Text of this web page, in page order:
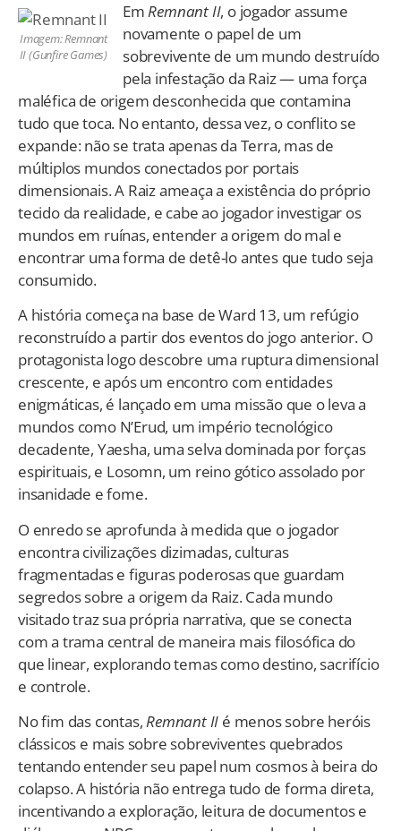
Imagem: Remnant
II (Gunfire Games)
EmRemnant II, o jogador assume
novamente o papel de um
sobrevivente de um mundo destruído
pela infestação da Raiz — uma força
maléfica de origem desconhecida que contamina
tudo que toca. No entanto, dessa vez, o conflito se
expande: não se trata apenas da Terra, mas de
múltiplos mundos conectados por portais
dimensionais. A Raiz ameaça a existência do próprio
tecido da realidade, e cabe ao jogador investigar os
mundos em ruínas, entender a origem do mal e
encontrar uma forma de detê-lo antes que tudo seja
consumido.
A história começa na base de Ward 13, um refúgio
reconstruído a partir dos eventos do jogo anterior. O
protagonista logo descobre uma ruptura dimensional
crescente, e após um encontro com entidades
enigmáticas, é lançado em uma missão que o leva a
mundos como N’Erud, um império tecnológico
decadente, Yaesha, uma selva dominada por forças
espirituais, e Losomn, um reino gótico assolado por
insanidade e fome.
O enredo se aprofunda à medida que o jogador
encontra civilizações dizimadas, culturas
fragmentadas e figuras poderosas que guardam
segredos sobre a origem da Raiz. Cada mundo
visitado traz sua própria narrativa, que se conecta
com a trama central de maneira mais filosófica do
que linear, explorando temas como destino, sacrifício
e controle.
No fim das contas,Remnant II é menos sobre heróis
clássicos e mais sobre sobreviventes quebrados
tentando entender seu papel num cosmos à beira do
colapso. A história não entrega tudo de forma direta,
incentivando a exploração, leitura de documentos e